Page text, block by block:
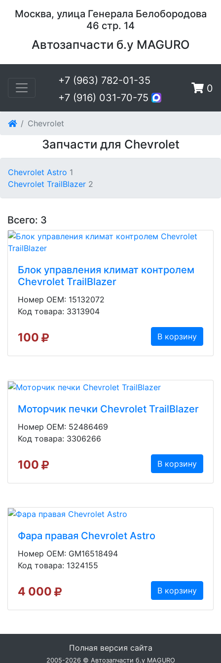
Москва, улица Генерала Белобородова
46 стр. 14
Автозапчасти б.у MAGURO
+7 (963) 782-01-35
+7 (916) 031-70-75
0
Chevrolet
Запчасти для Chevrolet
Chevrolet Astro 1
Chevrolet TrailBlazer 2
Всего: 3
Блок управления климат контролем
Chevrolet TrailBlazer
Номер OEM: 15132072
Код товара: 3313904
100 В корзину
Моторчик печки Chevrolet TrailBlazer
Номер OEM: 52486469
Код товара: 3306266
100 В корзину
Фара правая Chevrolet Astro
Номер OEM: GM16518494
Код товара: 1324155
4 000 В корзину
Полная версия сайта
2005-2026 © Автозапчасти б.у MAGURO